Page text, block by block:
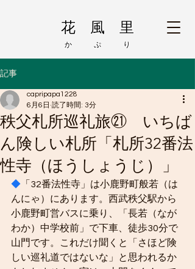
花 風 里
か ぷ り
記事
秩父札所巡礼旅㉑ いちば
ん険しい札所「札所32番法
性寺（ほうしょうじ）」
capripapa1228
6月6日 読了時間: 3分
◆ 「32番法性寺」は小鹿野町般若（は
んにゃ）にあります。西武秩父駅から
小鹿野町営バスに乗り、「長若（なが
わか）中学校前」で下車、徒歩30分で
山門です。これだけ聞くと「さほど険
しい巡礼道ではないな」と思われるか